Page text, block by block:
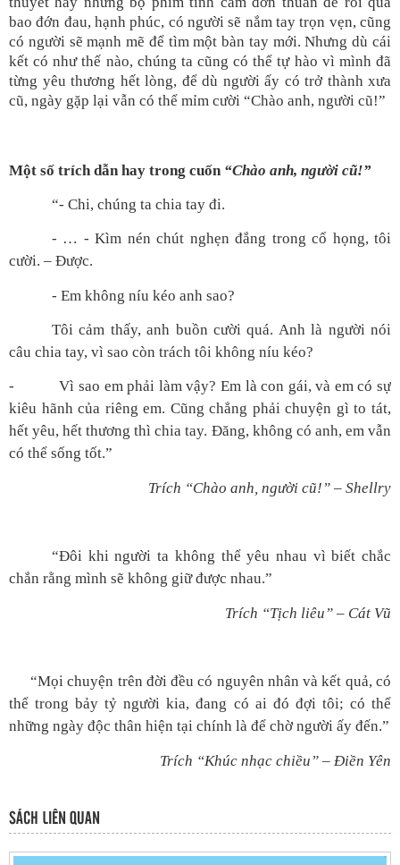
bao đớn đau, hạnh phúc, có người sẽ nắm tay trọn vẹn, cũng
có người sẽ mạnh mẽ để tìm một bàn tay mới. Nhưng dù cái
kết có như thế nào, chúng ta cũng có thể tự hào vì mình đã
từng yêu thương hết lòng, để dù người ấy có trở thành xưa
cũ, ngày gặp lại vẫn có thể mỉm cười “Chào anh, người cũ!”
Một số trích dẫn hay trong cuốn “Chào anh, người cũ!”
“- Chi, chúng ta chia tay đi.
- … - Kìm nén chút nghẹn đắng trong cổ họng, tôi
cười. – Được.
- Em không níu kéo anh sao?
Tôi cảm thấy, anh buồn cười quá. Anh là người nói
câu chia tay, vì sao còn trách tôi không níu kéo?
- Vì sao em phải làm vậy? Em là con gái, và em có sự
kiêu hãnh của riêng em. Cũng chẳng phải chuyện gì to tát,
hết yêu, hết thương thì chia tay. Đăng, không có anh, em vẫn
có thể sống tốt.”
Trích “Chào anh, người cũ!” – Shellry
“Đôi khi người ta không thể yêu nhau vì biết chắc
chắn rằng mình sẽ không giữ được nhau.”
Trích “Tịch liêu” – Cát Vũ
“Mọi chuyện trên đời đều có nguyên nhân và kết quả, có
thể trong bảy tỷ người kia, đang có ai đó đợi tôi; có thể
những ngày độc thân hiện tại chính là để chờ người ấy đến.”
Trích “Khúc nhạc chiều” – Điền Yên
SÁCH LIÊN QUAN